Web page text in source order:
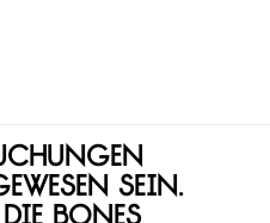
sein.